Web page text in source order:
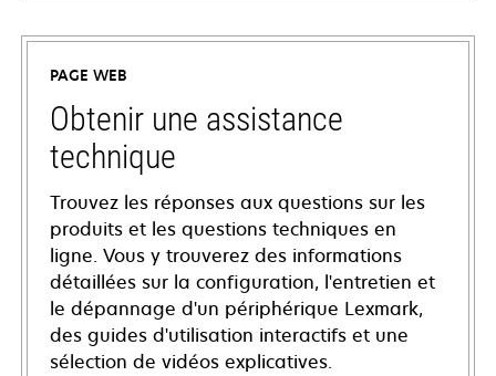
PAGE WEB
Obtenir une assistance
technique
Trouvez les réponses aux questions sur les
produits et les questions techniques en
ligne. Vous y trouverez des informations
détaillées sur la configuration, l'entretien et
le dépannage d'un périphérique Lexmark,
des guides d'utilisation interactifs et une
sélection de vidéos explicatives.